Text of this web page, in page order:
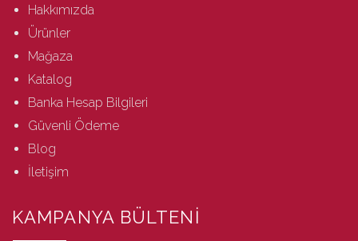
Hakkımızda
Ürünler
Mağaza
Katalog
Banka Hesap Bilgileri
Güvenli Ödeme
Blog
İletişim
KAMPANYA BÜLTENİ